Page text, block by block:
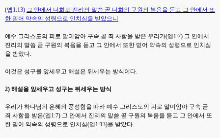
(엡1:13) 그 안에서 너희도 진리의 말씀 곧 너희의 구원의 복음을 듣고 그 안에서 또
한 믿어 약속의 성령으로 인치심을 받았으니
예수 그리스도의 피로 말미암아 구속 곧 죄 사함을 받은 우리가(엡1:7) 그 안에서
진리의 말씀 곧 구원의 복음을 듣고 그 안에서 또한 믿어 약속의 성령으로 인치심
을 받았다.
이것은 성구를 앞세우고 해설은 뒤세우는 방식이다.
2) 해설을 앞세우고 성구는 뒤세우는 방식
우리가 하나님의 은혜의 풍성함을 따라 예수 그리스도의 피로 말미암아 구속 곧
죄 사함을 받은(엡1:7) 그 안에서 진리의 말씀 곧 구원의 복음을 듣고 그 안에서 또
한 믿어 약속의 성령으로 인치심(엡1:13)을 받았다.